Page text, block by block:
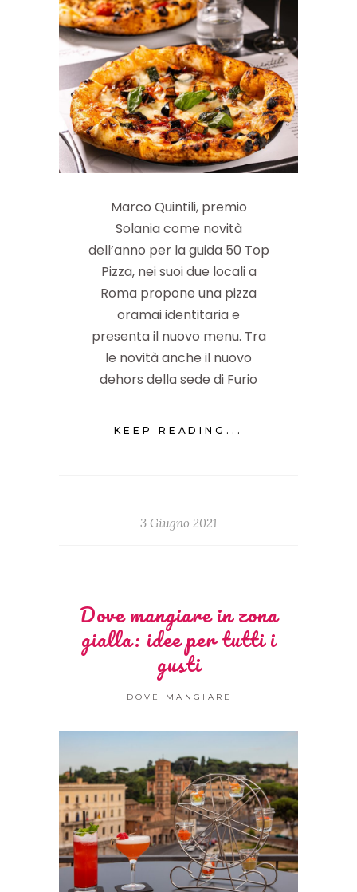
Marco Quintili, premio
Solania come novità
dell’anno per la guida 50 Top
Pizza, nei suoi due locali a
Roma propone una pizza
oramai identitaria e
presenta il nuovo menu. Tra
le novità anche il nuovo
dehors della sede di Furio
KEEP READING...
3 Giugno 2021
Dove mangiare in zona
gialla: idee per tutti i
gusti
DOVE MANGIARE